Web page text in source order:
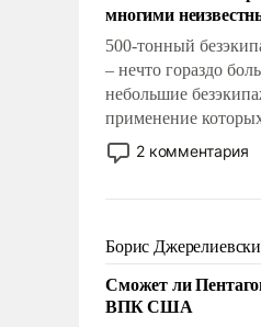
многими
500-тонный
– нечто гораздо
небольшие
применение
обыденностью.
такого корабля
реализация
наши боевые
2 комментария
Борис
Сможет ли
ВПК США